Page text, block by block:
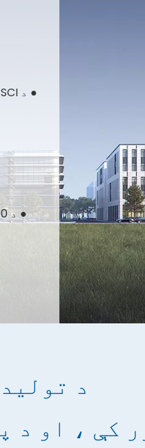
● د Fortune 500 شرکتونو سره بشپړ تخصیص او ملګرتیا، د TÜV لخوا تایید شوی.
د
کې ، او د